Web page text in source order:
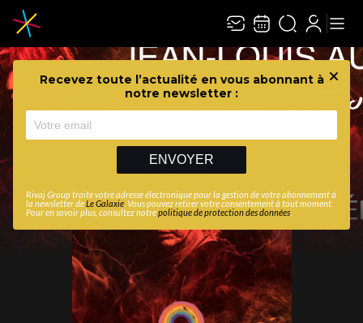
Recevez toute l’actualité en vous abonnant à
notre newsletter :
ENVOYER
Rivaj Group traite votre adresse électronique pour la gestion de votre abonnement à
la newsletter deLe Galaxie . Vous pouvez retirer votre consentement à tout moment.
Pour en savoir plus, consultez notrepolitique de protection des données